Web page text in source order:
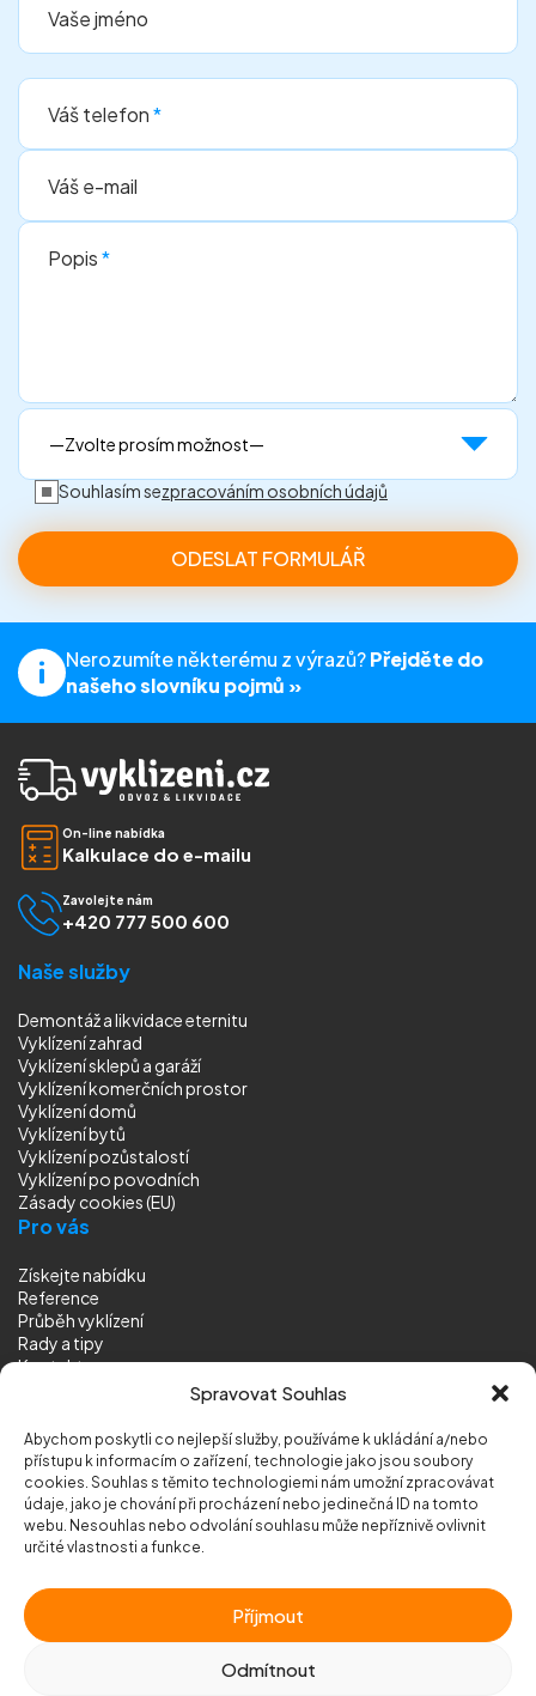
Spravovat Souhlas
Abychom poskytli co nejlepší služby, používáme k ukládání a/nebo
přístupu k informacím o zařízení, technologie jako jsou soubory
cookies. Souhlas s těmito technologiemi nám umožní zpracovávat
údaje, jako je chování při procházení nebo jedinečná ID na tomto
webu. Nesouhlas nebo odvolání souhlasu může nepříznivě ovlivnit
určité vlastnosti a funkce.
Příjmout
Odmítnout
Vaše jméno
Váš telefon*
Váš e-mail
Popis*
Souhlasím sezpracováním osobních údajů
Nerozumíte některému z výrazů?Přejděte do
našeho slovníku pojmů »
On-line nabídka
Kalkulace do e-mailu
Zavolejte nám
+420 777 500 600
Naše služby
Demontáž a likvidace eternitu
Vyklízení zahrad
Vyklízení sklepů a garáží
Vyklízení komerčních prostor
Vyklízení domů
Vyklízení bytů
Vyklízení pozůstalostí
Vyklízenípo povodních
Zásady cookies (EU)
Pro vás
Získejte nabídku
Reference
Průběh vyklízení
Rady a tipy
Kontakt
© 2026 Vyklizeni.cz (mapa stránek)
Chráněno služboureCAPTCHA